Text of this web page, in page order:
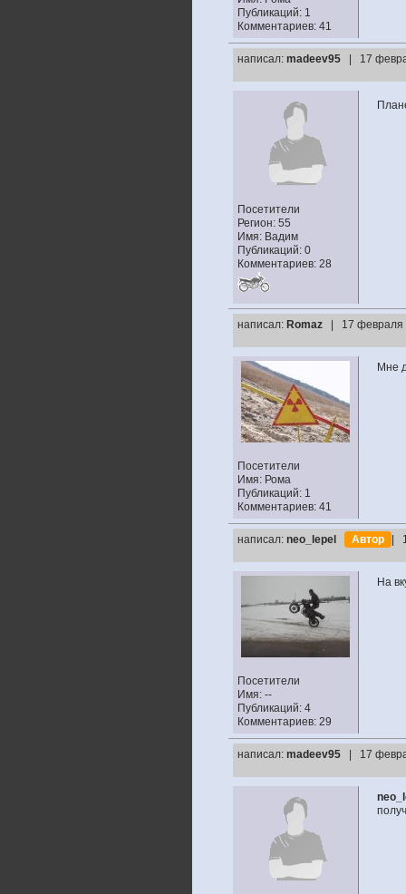
Публикаций: 1
Комментариев: 41
написал: madeev95 | 17
Посетители
Регион: 55
Имя: Вадим
Публикаций: 0
Комментариев: 28
написал: Romaz | 17
Посетители
Имя: Рома
Публикаций: 1
Комментариев: 41
Мне
написал: neo_lepel Автор |
Посетители
Имя: --
Публикаций: 4
Комментариев: 29
На
написал: madeev95 | 17